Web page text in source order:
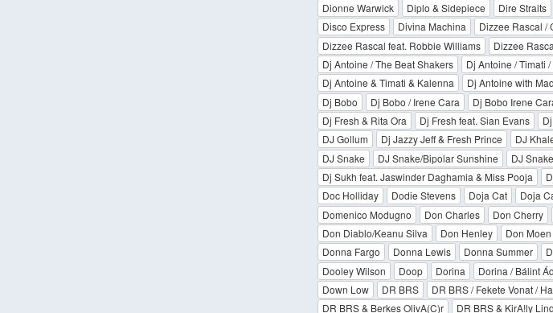
Dionne Warwick
Diplo & Sidepiece Dire Straits
Disco Express
Divina Machina Dizzee Rascal /
Dizzee Rascal feat. Robbie Williams
Dizzee
Dj Antoine / The Beat Shakers
Dj Antoine / Timati
Dj Antoine & Timati & Kalenna
Dj Antoine with
Dj Bobo
Dj Bobo / Irene Cara Dj Bobo Irene
Dj Fresh & Rita Ora
Dj Fresh feat. Sian Evans
DJ Gollum
Dj Jazzy Jeff & Fresh Prince DJ
DJ Snake
DJ Snake/Bipolar Sunshine DJ
Dj Sukh feat. Jaswinder Daghamia & Miss Pooja
Doc Holliday
Dodie Stevens Doja Cat Doja
Domenico Modugno
Don Charles Don Cherry
Don Diablo/Keanu Silva
Don Henley Don Moen
Donna Fargo
Donna Lewis Donna Summer
Dooley Wilson
Doop Dorina Dorina / Bálint
Down Low
DR BRS DR BRS / Fekete Vonat /
DR BRS & Berkes OlivA(C)r
DR BRS & KirA!ly